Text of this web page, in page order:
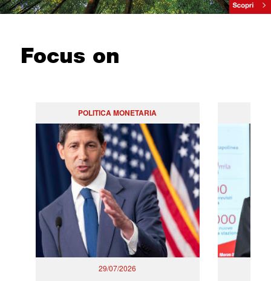
Focus on
POLITICA MONETARIA
29/07/2026